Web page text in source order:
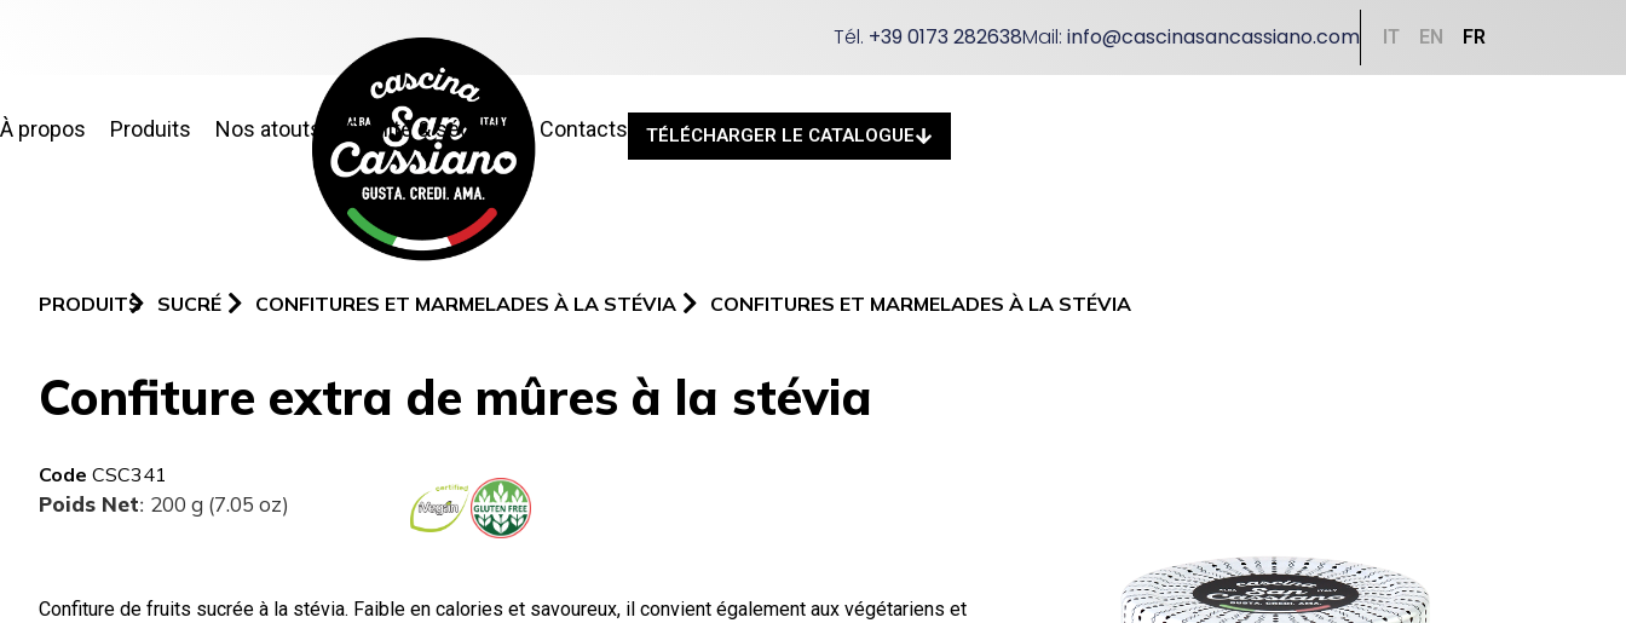
Tél. +39 0173 282638Mail:info@cascinasancassiano.com IT EN FR
À propos Produits Nos atouts Qualité & sécurité Contacts TÉLÉCHARGER LE CATALOGUE
PRODUITS SUCRÉ CONFITURES ET MARMELADES À LA STÉVIA CONFITURES ET MARMELADES À LA STÉVIA
Confiture extra de mûres à la stévia
Code CSC341
Poids Net: 200 g (7.05 oz)
Confiture de fruits sucrée à la stévia. Faible en calories et savoureux, il convient également aux végétariens et